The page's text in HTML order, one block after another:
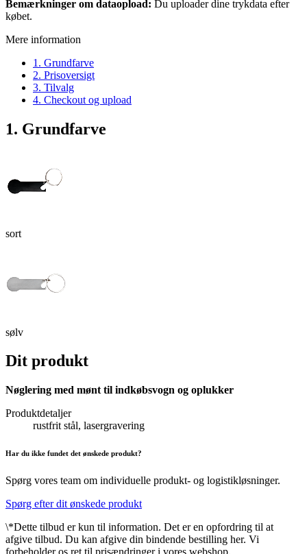
Bemærkninger om dataopload: Du uploader dine trykdata efter
købet.
Mere information
1. Grundfarve
2. Prisoversigt
3. Tilvalg
4. Checkout og upload
1. Grundfarve
sort
sølv
Dit produkt
Nøglering med mønt til indkøbsvogn og oplukker
Produktdetaljer
rustfrit stål, lasergravering
Har du ikke fundet det ønskede produkt?
Spørg vores team om individuelle produkt- og logistikløsninger.
Spørg efter dit ønskede produkt
\*Dette tilbud er kun til information. Det er en opfordring til at
afgive tilbud. Du kan afgive din bindende bestilling her. Vi